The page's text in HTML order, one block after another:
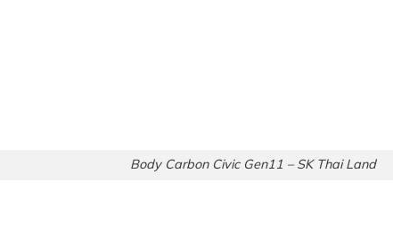
Body Carbon Civic Gen11 – SK Thai Land